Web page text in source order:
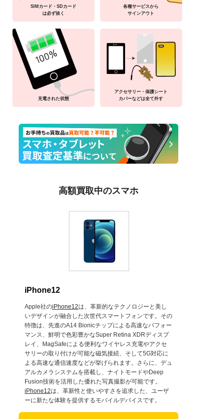
SIMカード・SDカード
は必ず抜く
各種サービスから
サインアウト
充電された状態
アクセサリー・保護シート
カバーなどは全て外す
高額買取中のスマホ
iPhone12
Apple社のiPhone12は、革新的なテクノロジーと美し
いデザインが融合した次世代スマートフォンです。その
特徴は、先進のA14 Bionicチップによる高速なパフォー
マンス、鮮明で色彩豊かなSuper Retina XDRディスプ
レイ、MagSafeによる便利なワイヤレス充電やアクセ
サリーの取り付けが可能な磁気接続、そして5G対応に
よる高速な通信速度などが挙げられます。さらに、デュ
アルカメラシステムを搭載し、ナイトモードやDeep
Fusion技術を活用した優れた写真撮影が可能です。
iPhone12は、革新性と使いやすさを追求した、ユーザ
ーに新たな体験を提供するモバイルデバイスです。